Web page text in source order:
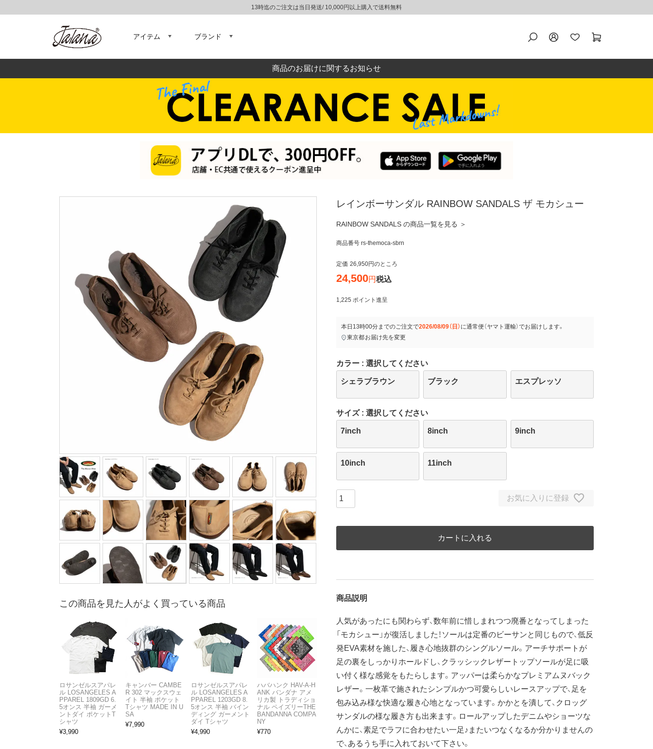
13時迄のご注文は当日発送/ 10,000円以上購入で送料無料
アイテム ブランド
商品のお届けに関するお知らせ
レインボーサンダル RAINBOW SANDALS ザ モカシュー
RAINBOW SANDALS の商品一覧を見る ＞
商品番号 rs-themoca-sbrn
定価 26,950 のところ
24,500 税込
1,225 ポイント進呈
本日 13時00分までのご注文で2026/08/09（日） に通常便（ヤマト運輸）でお届けします。
東京都お届け先を変更
カラー 選択してください
シェラブラウン ブラック エスプレッソ
サイズ 選択してください
7inch 8inch 9inch
10inch 11inch
お気に入りに登録
カートに入れる
商品説明
人気があったにも関わらず、数年前に惜しまれつつ廃番となってしまった
「モカシュー」が復活しました！ソールは定番のビーサンと同じもので、低反
発EVA素材を施した、履き心地抜群のシングルソール。アーチサポートが
足の裏をしっかりホールドし、クラッシックレザートップソールが足に吸
い付く様な感覚をもたらします。アッパーは柔らかなプレミアムヌバック
レザー。一枚革で施されたシンプルかつ可愛らしいレースアップで、足を
包み込み様な快適な履き心地となっています。かかとを潰して、クロッグ
サンダルの様な履き方も出来ます。ロールアップしたデニムやショーツな
んかに、素足でラフに合わせたい一足♪またいつなくなるか分かりませんの
で、あるうち手に入れておいて下さい。
この商品を見た人がよく買っている商品
ロサンゼルスアパレ
ル LOSANGELES A
PPAREL 1809GD 6.
5オンス 半袖 ガーメ
ントダイ ポケットT
シャツ
¥3,990
キャンバー CAMBE
R 302 マックスウェ
イト 半袖 ポケット
Tシャツ MADE IN U
SA
¥7,990
ロサンゼルスアパレ
ル LOSANGELES A
PPAREL 1203GD 8.
5オンス 半袖 バイン
ディング ガーメント
ダイ Tシャツ
¥4,990
ハバハンク HAV-A-H
ANK バンダナ アメ
リカ製 トラディショ
ナル ペイズリーTHE
BANDANNA COMPA
NY
¥770